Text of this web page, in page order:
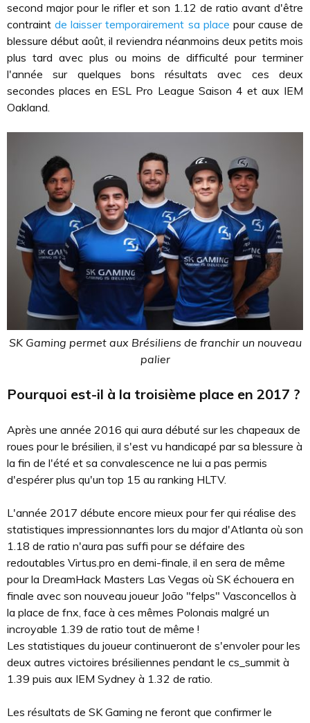
second major pour le rifler et son 1.12 de ratio avant d'être
contraintde laisser temporairement sa place pour cause de
blessure début août, il reviendra néanmoins deux petits mois
plus tard avec plus ou moins de difficulté pour terminer
l'année sur quelques bons résultats avec ces deux
secondes places en ESL Pro League Saison 4 et aux IEM
Oakland.
SK Gaming permet aux Brésiliens de franchir un nouveau
palier
Pourquoi est-il à la troisième place en 2017 ?
Après une année 2016 qui aura débuté sur les chapeaux de
roues pour le brésilien, il s'est vu handicapé par sa blessure à
la fin de l'été et sa convalescence ne lui a pas permis
d'espérer plus qu'un top 15 au ranking HLTV.
L'année 2017 débute encore mieux pour fer qui réalise des
statistiques impressionnantes lors du major d'Atlanta où son
1.18 de ratio n'aura pas suffi pour se défaire des
redoutables Virtus.pro en demi-finale, il en sera de même
pour la DreamHack Masters Las Vegas où SK échouera en
finale avec son nouveau joueur João "felps" Vasconcellos à
la place de fnx, face à ces mêmes Polonais malgré un
incroyable 1.39 de ratio tout de même !
Les statistiques du joueur continueront de s'envoler pour les
deux autres victoires brésiliennes pendant le cs_summit à
1.39 puis aux IEM Sydney à 1.32 de ratio.
Les résultats de SK Gaming ne feront que confirmer le